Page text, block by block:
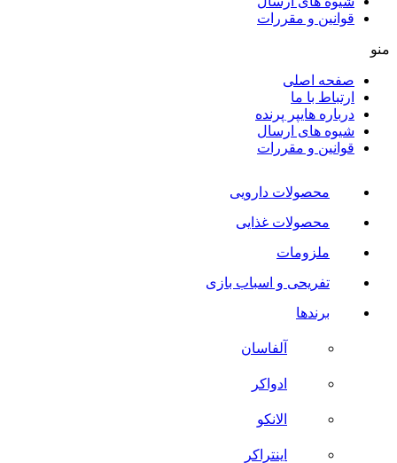
قوانین و مقررات
منو
صفحه اصلی
ارتباط با ما
درباره هایپر پرنده
شیوه های ارسال
قوانین و مقررات
محصولات دارویی
محصولات غذایی
ملزومات
تفریحی و اسباب بازی
برندها
آلفاسان
ادواکر
الانکو
اینتراکر